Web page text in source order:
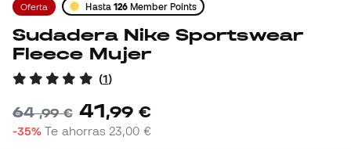
Oferta Hasta 126 Member Points
Sudadera Nike Sportswear
Fleece Mujer
(1)
64,99 € 41,99 €
-35% Te ahorras 23,00 €